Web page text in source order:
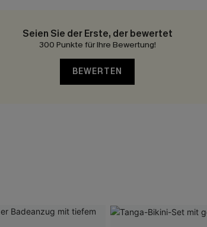
Seien Sie der Erste, der bewertet
300 Punkte für Ihre Bewertung!
BEWERTEN